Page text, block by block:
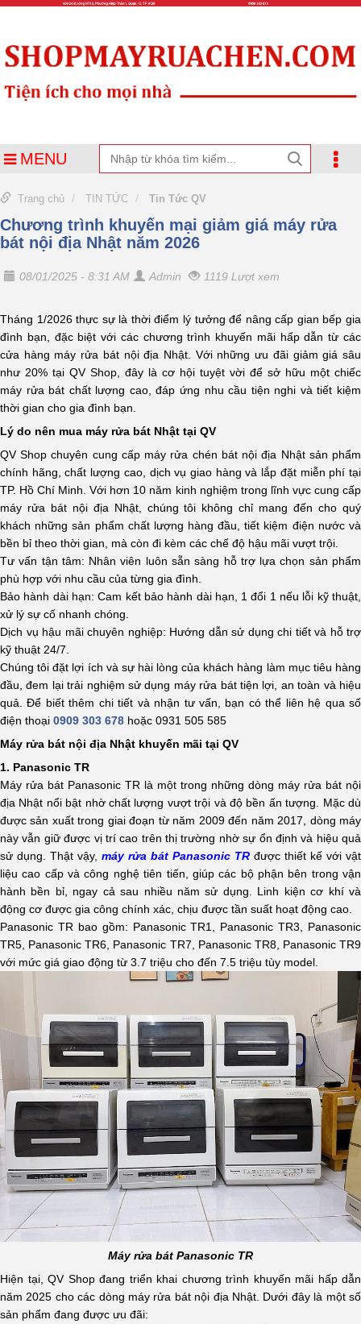
MENU
Trang chủ TIN TỨC Tin Tức QV
Chương trình khuyến mại giảm giá máy rửa
bát nội địa Nhật năm 2026
08/01/2025 - 8:31 AM Admin 1119 Lượt xem
Tháng 1/2026 thực sự là thời điểm lý tưởng để nâng cấp gian bếp gia
đình bạn, đặc biệt với các chương trình khuyến mãi hấp dẫn từ các
cửa hàng máy rửa bát nội địa Nhật. Với những ưu đãi giảm giá sâu
như 20% tại QV Shop, đây là cơ hội tuyệt vời để sở hữu một chiếc
máy rửa bát chất lượng cao, đáp ứng nhu cầu tiện nghi và tiết kiệm
thời gian cho gia đình bạn.
Lý do nên mua máy rửa bát Nhật tại QV
QV Shop chuyên cung cấp máy rửa chén bát nội địa Nhật sản phẩm
chính hãng, chất lượng cao, dịch vụ giao hàng và lắp đặt miễn phí tại
TP. Hồ Chí Minh. Với hơn 10 năm kinh nghiệm trong lĩnh vực cung cấp
máy rửa bát nội địa Nhật, chúng tôi không chỉ mang đến cho quý
khách những sản phẩm chất lượng hàng đầu, tiết kiệm điện nước và
bền bỉ theo thời gian, mà còn đi kèm các chế độ hậu mãi vượt trội.
Tư vấn tận tâm: Nhân viên luôn sẵn sàng hỗ trợ lựa chọn sản phẩm
phù hợp với nhu cầu của từng gia đình.
Bảo hành dài hạn: Cam kết bảo hành dài hạn, 1 đổi 1 nếu lỗi kỹ thuật,
xử lý sự cố nhanh chóng.
Dịch vụ hậu mãi chuyên nghiệp: Hướng dẫn sử dụng chi tiết và hỗ trợ
kỹ thuật 24/7.
Chúng tôi đặt lợi ích và sự hài lòng của khách hàng làm mục tiêu hàng
đầu, đem lại trải nghiệm sử dụng máy rửa bát tiện lợi, an toàn và hiệu
quả. Để biết thêm chi tiết và nhận tư vấn, bạn có thể liên hệ qua số
điện thoại 0909 303 678 hoặc 0931 505 585
Máy rửa bát nội địa Nhật khuyến mãi tại QV
1. Panasonic TR
Máy rửa bát Panasonic TR là một trong những dòng máy rửa bát nội
địa Nhật nổi bật nhờ chất lượng vượt trội và độ bền ấn tượng. Mặc dù
được sản xuất trong giai đoạn từ năm 2009 đến năm 2017, dòng máy
này vẫn giữ được vị trí cao trên thị trường nhờ sự ổn định và hiệu quả
sử dụng. Thật vậy, máy rửa bát Panasonic TR được thiết kế với vật
liệu cao cấp và công nghệ tiên tiến, giúp các bộ phận bên trong vận
hành bền bỉ, ngay cả sau nhiều năm sử dụng. Linh kiện cơ khí và
động cơ được gia công chính xác, chịu được tần suất hoạt động cao.
Panasonic TR bao gồm: Panasonic TR1, Panasonic TR3, Panasonic
TR5, Panasonic TR6, Panasonic TR7, Panasonic TR8, Panasonic TR9
với mức giá giao động từ 3.7 triệu cho đến 7.5 triệu tùy model.
Máy rửa bát Panasonic TR
Hiện tại, QV Shop đang triển khai chương trình khuyến mãi hấp dẫn
năm 2025 cho các dòng máy rửa bát nội địa Nhật. Dưới đây là một số
sản phẩm đang được ưu đãi: